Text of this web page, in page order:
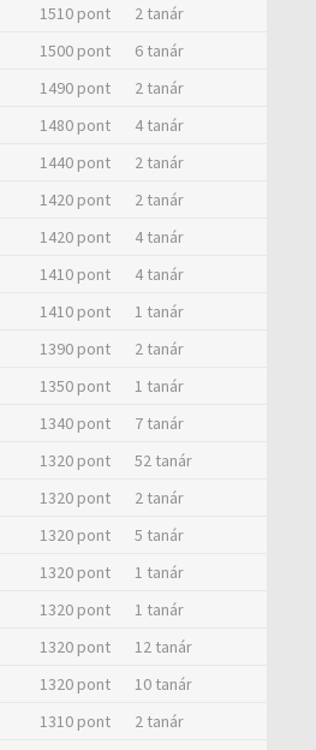
1510 pont
2 tanár
1500 pont
6 tanár
1490 pont
2 tanár
1480 pont
4 tanár
1440 pont
2 tanár
1420 pont
2 tanár
1420 pont
4 tanár
1410 pont
4 tanár
1410 pont
1 tanár
1390 pont
2 tanár
1350 pont
1 tanár
1340 pont
7 tanár
1320 pont
52 tanár
1320 pont
2 tanár
1320 pont
5 tanár
1320 pont
1 tanár
1320 pont
1 tanár
1320 pont
12 tanár
1320 pont
10 tanár
1310 pont
2 tanár